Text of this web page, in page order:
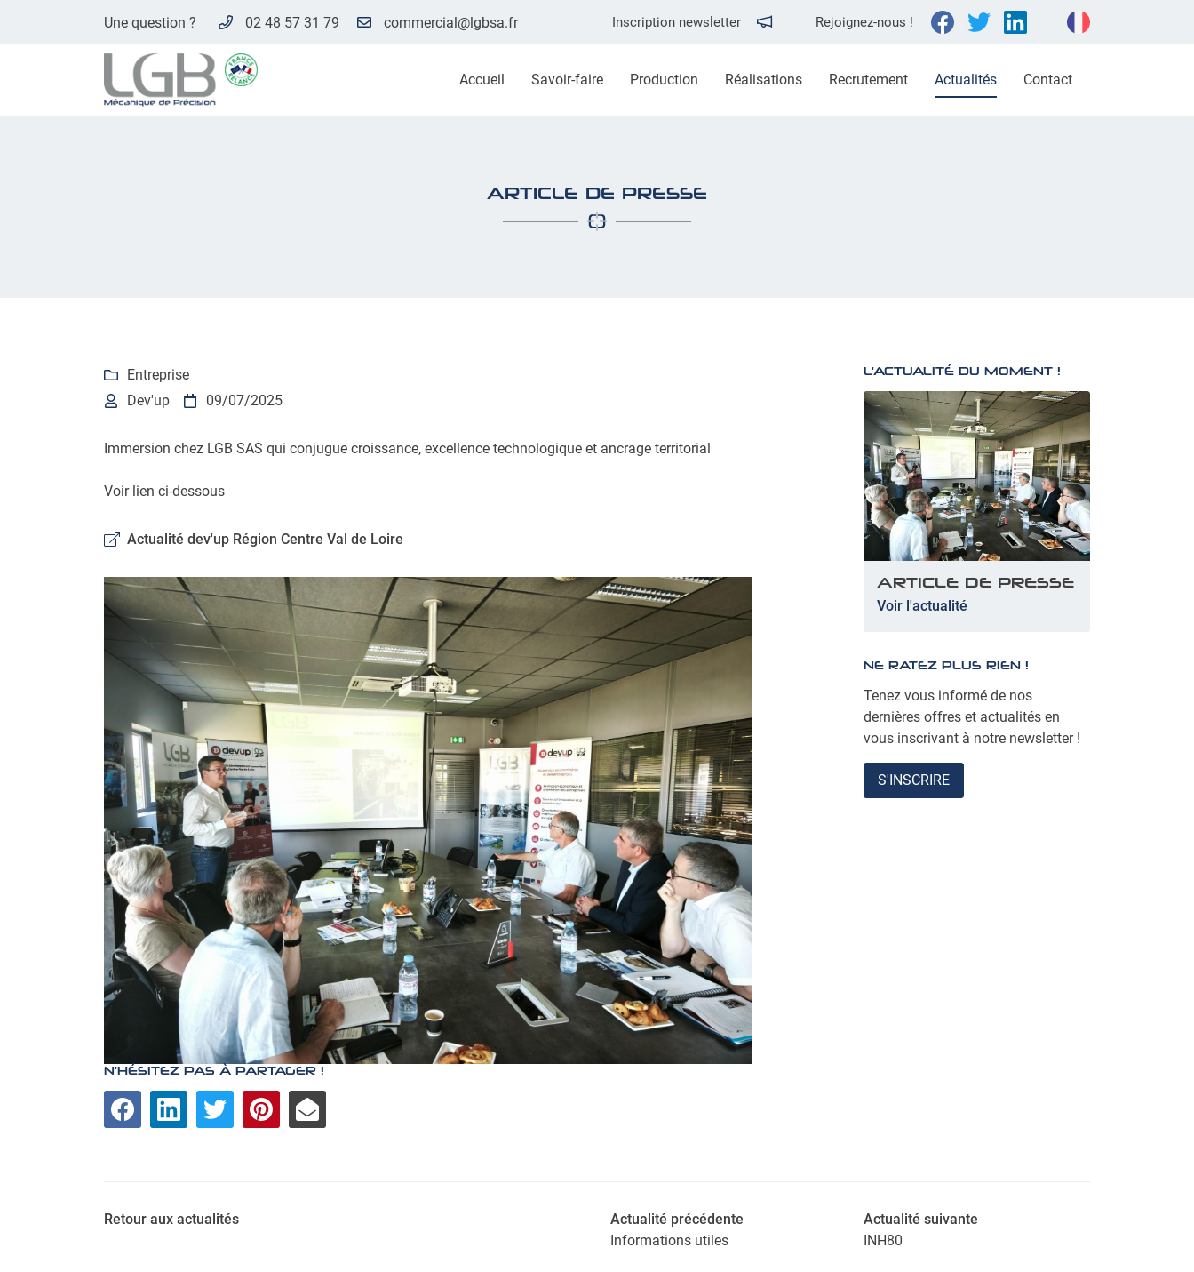
Une question ? 02 48 57 31 79 Inscription newsletter Rejoignez-nous !
Accueil Savoir-faire Production Réalisations Recrutement Actualités Contact
18500 Mehun sur Yèvre
02 48 57 31 79
l'adresse email indiqué ci-dessus. Vous pouvez vous désinscrire à tout moment en
INSCRIPTION
ARTICLE DE PRESSE
 Entreprise
 Dev'up  09/07/2025
Immersion chez LGB SAS qui conjugue croissance, excellence technologique et ancrage territorial
Voir lien ci-dessous
Actualité dev'up Région Centre Val de Loire
N'HÉSITEZ PAS À PARTAGER !
L'ACTUALITÉ DU MOMENT !
ARTICLE DE PRESSE
Voir l'actualité
NE RATEZ PLUS RIEN !
Tenez vous informé de nos
dernières offres et actualités en
vous inscrivant à notre newsletter !
S'INSCRIRE
Retour aux actualités
Actualité précédente
Informations utiles
Actualité suivante
INH80